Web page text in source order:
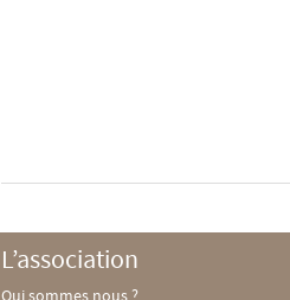
L’association
Qui sommes nous ?